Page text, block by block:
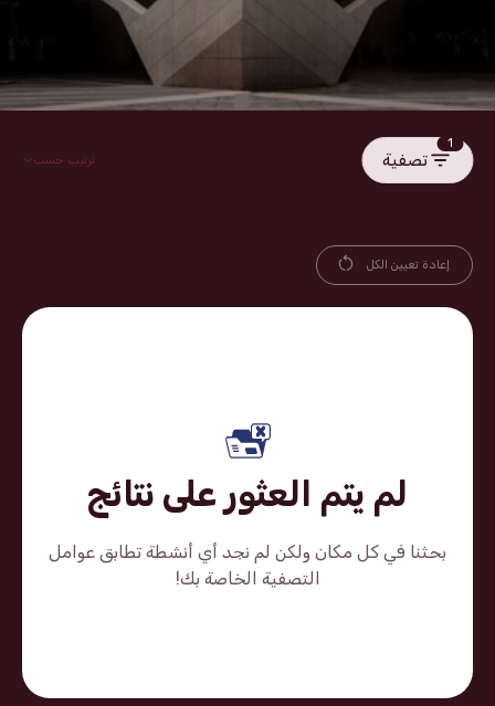
1
تصفية ترتيب حسب
إعادة تعيين الكل
لم يتم العثور على نتائج
بحثنا في كل مكان ولكن لم نجد أي أنشطة تطابق عوامل
التصفية الخاصة بك!